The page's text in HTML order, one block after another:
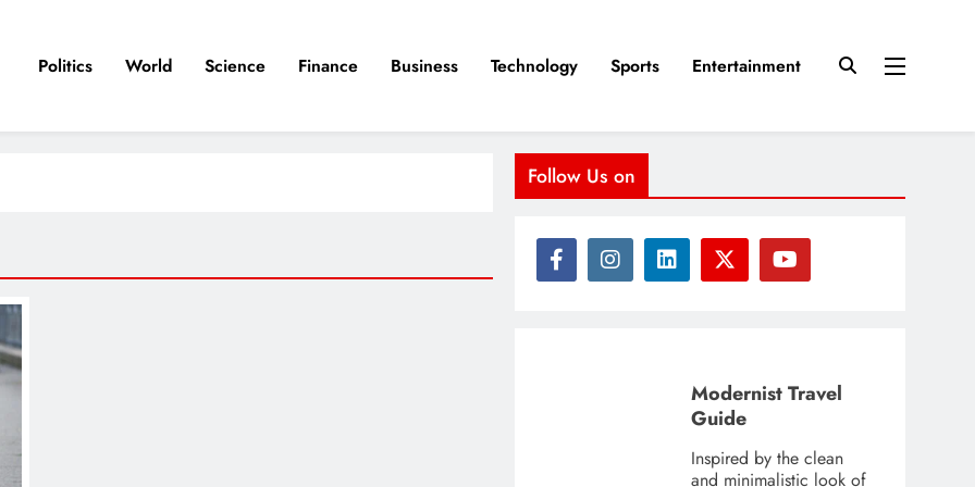
Politics World Science Finance Business Technology Sports Entertainment
Follow Us on
Modernist Travel
Guide
Inspired by the clean
and minimalistic look of